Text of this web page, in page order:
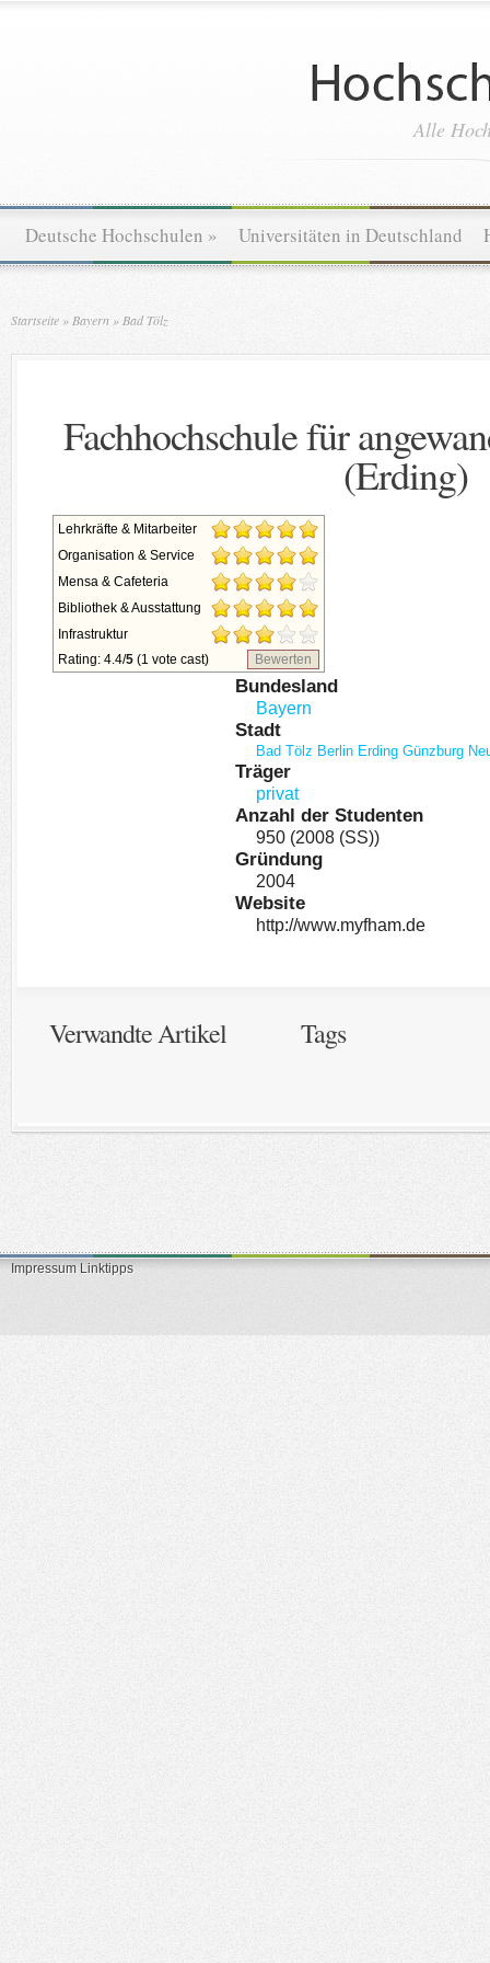
Alle
Deutsche Hochschulen » Universitäten in Deutschland
Startseite » Bayern » Bad Tölz
Fachhochschule für
(Erding)
Lehrkräfte & Mitarbeiter
Organisation & Service
Mensa & Cafeteria
Bibliothek & Ausstattung
Infrastruktur
Rating: 4.4/5 (1 vote cast) Bewerten
Bundesland
Bayern
Stadt
Bad Tölz Berlin Erding Günzburg
Träger
privat
Anzahl der Studenten
950 (2008 (SS))
Gründung
2004
Website
http://www.myfham.de
Verwandte Artikel Tags
Impressum Linktipps